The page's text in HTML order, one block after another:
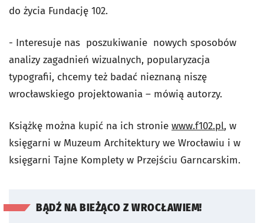
do życia Fundację 102.
- Interesuje nas poszukiwanie nowych sposobów
analizy zagadnień wizualnych, popularyzacja
typografii, chcemy też badać nieznaną niszę
wrocławskiego projektowania – mówią autorzy.
Książkę można kupić na ich stronie www.f102.pl, w
księgarni w Muzeum Architektury we Wrocławiu i w
księgarni Tajne Komplety w Przejściu Garncarskim.
BĄDŹ NA BIEŻĄCO Z WROCŁAWIEM!